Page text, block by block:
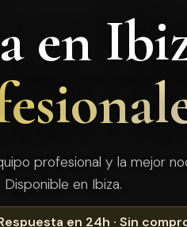
en
profesional y la mejor
Disponible en Ibiza.
en 24h · Sin